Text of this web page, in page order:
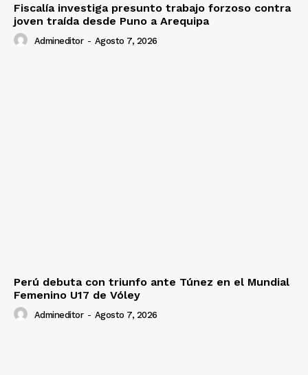
Fiscalía investiga presunto trabajo forzoso contra
joven traída desde Puno a Arequipa
Admineditor - Agosto 7, 2026
Perú debuta con triunfo ante Túnez en el Mundial
Femenino U17 de Vóley
Admineditor - Agosto 7, 2026